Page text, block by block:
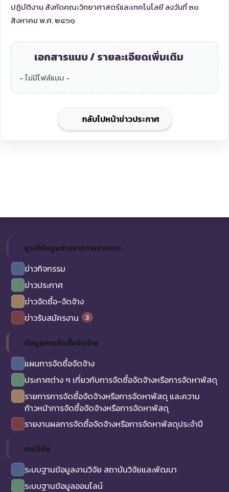
ปฏิบัติงาน สังกัดคณะวิทยาศาสตร์และเทคโนโลยี ลงวันที่ ๓๐
สิงหาคม พ.ศ. ๒๕๖๑
เอกสารแนบ / รายละเอียดเพิ่มเติม
- ไม่มีไฟล์แนบ -
กลับไปหน้าข่าวประกาศ
ศูนย์ข้อมูลข่าวสารทางราชการ
ข่าวกิจกรรม
ข่าวประกาศ
ข่าวจัดซื้อ-จัดจ้าง
ข่าวรับสมัครงาน
3
ข้อมูลการจัดซื้อจัดจ้าง
แผนการจัดซื้อจัดจ้าง
ประกาศต่าง ๆ เกี่ยวกับการจัดซื้อจัดจ้างหรือการจัดหาพัสดุ
รายการการจัดซื้อจัดจ้างหรือการจัดหาพัสดุ และความ
ก้าวหน้าการจัดซื้อจัดจ้างหรือการจัดหาพัสดุ
รายงานผลการจัดซื้อจัดจ้างหรือการจัดหาพัสดุประจำปี
งานวิจัย
ระบบฐานข้อมูลงานวิจัย สถาบันวิจัยและพัฒนา
ระบบฐานข้อมูลออนไลน์